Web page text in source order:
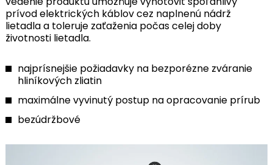
prívod elektrických káblov cez naplnenú nádrž
lietadla a toleruje zaťaženia počas celej doby
životnosti lietadla.
najprísnejšie požiadavky na bezporézne zváranie
hliníkových zliatin
maximálne vyvinutý postup na opracovanie prírub
bezúdržbové